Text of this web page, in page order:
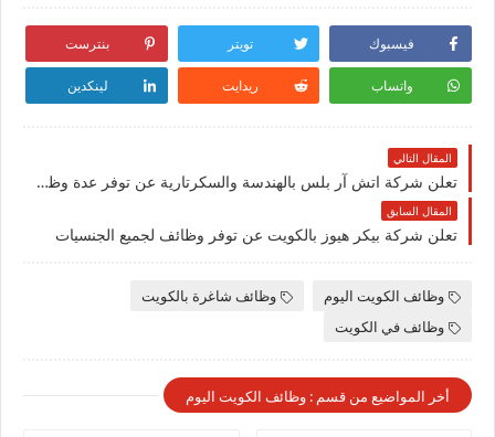
فيسبوك تويتر بنترست
واتساب ريدايت لينكدين
المقال التالي
تعلن شركة اتش آر بلس بالهندسة والسكرتارية عن توفر عدة وظائف شاغرة بالكويت
المقال السابق
تعلن شركة بيكر هيوز بالكويت عن توفر وظائف لجميع الجنسيات
وظائف الكويت اليوم
وظائف شاغرة بالكويت
وظائف في الكويت
أخر المواضيع من قسم : وظائف الكويت اليوم